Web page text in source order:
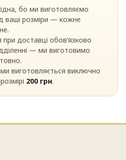
бо ми виготовляємо
ваші розміри — кожне
доставці обов’язково
— ми виготовимо
виготовляється виключно
200 грн.